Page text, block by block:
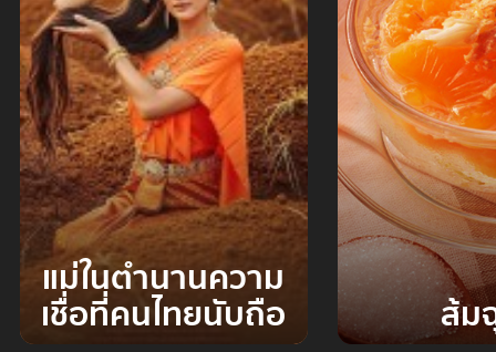
แม่ในตำนานความ
เชื่อที่คนไทยนับถือ ส้ม